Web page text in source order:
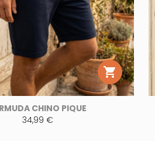

CHINO PIQUE
34,99 €